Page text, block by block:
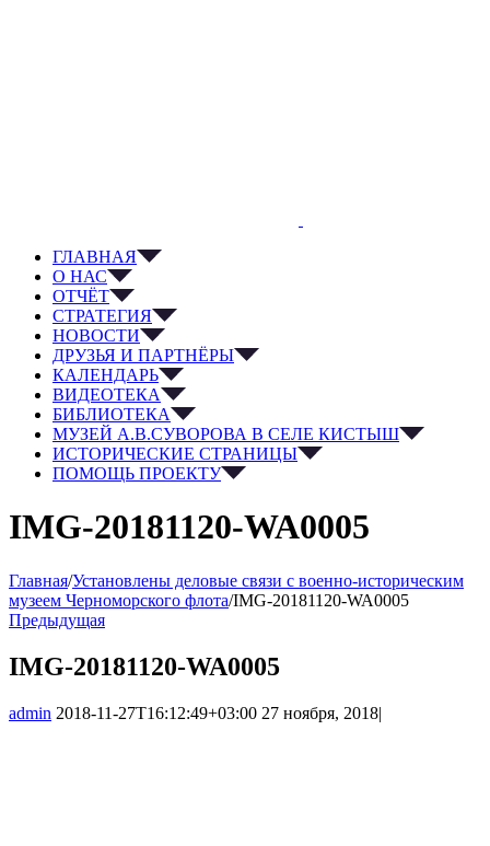
ГЛАВНАЯ
О НАС
ОТЧЁТ
СТРАТЕГИЯ
НОВОСТИ
ДРУЗЬЯ И ПАРТНЁРЫ
КАЛЕНДАРЬ
ВИДЕОТЕКА
БИБЛИОТЕКА
МУЗЕЙ А.В.СУВОРОВА В СЕЛЕ КИСТЫШ
ИСТОРИЧЕСКИЕ СТРАНИЦЫ
ПОМОЩЬ ПРОЕКТУ
IMG-20181120-WA0005
Главная/Установлены деловые связи с военно-историческим
музеем Черноморского флота/IMG-20181120-WA0005
Предыдущая
IMG-20181120-WA0005
admin 2018-11-27T16:12:49+03:00 27 ноября, 2018|